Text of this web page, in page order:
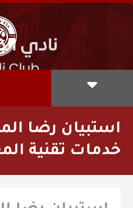
استبيان رضا
خدمات تقنية